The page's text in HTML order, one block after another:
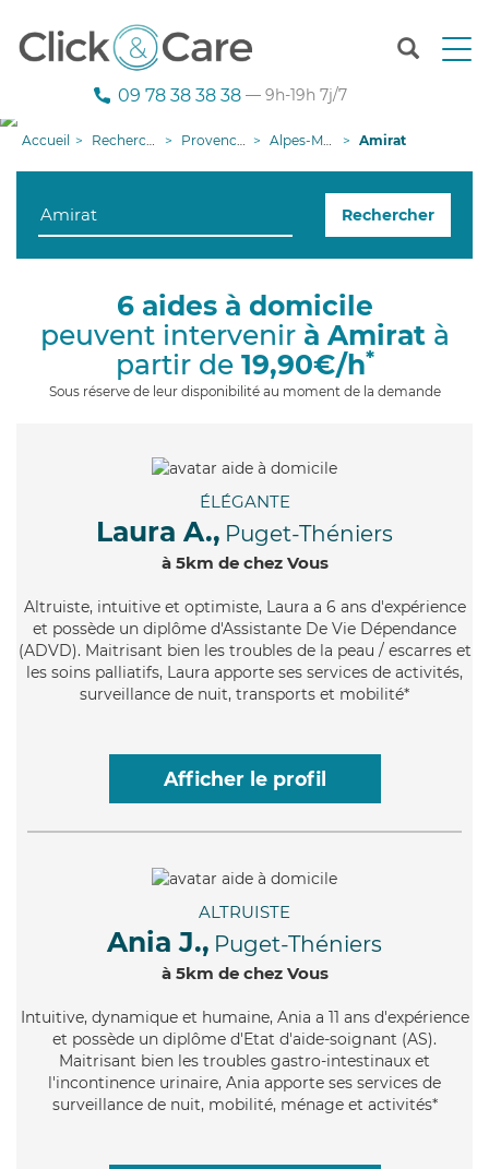
T
n
g
09 78 38 38 38 — 9h-19h 7j/7
Accueil Recherche aide à domicile Provence-Alpes-Côte d'Azur Alpes-Maritimes Amirat
Rechercher
6 aides à domicile
peuvent intervenir à Amiratà
partir de 19,90€/h*
Sous réserve de leur disponibilité au moment de la demande
ÉLÉGANTE
Laura A., Puget-Théniers
à 5km de chez Vous
Altruiste, intuitive et optimiste, Laura a 6 ans d'expérience
et possède un diplôme d'Assistante De Vie Dépendance
(ADVD). Maitrisant bien les troubles de la peau / escarres et
les soins palliatifs, Laura apporte ses services de activités,
surveillance de nuit, transports et mobilité*
Afficher le profil
ALTRUISTE
Ania J., Puget-Théniers
à 5km de chez Vous
Intuitive, dynamique et humaine, Ania a 11 ans d'expérience
et possède un diplôme d'Etat d'aide-soignant (AS).
Maitrisant bien les troubles gastro-intestinaux et
l'incontinence urinaire, Ania apporte ses services de
surveillance de nuit, mobilité, ménage et activités*